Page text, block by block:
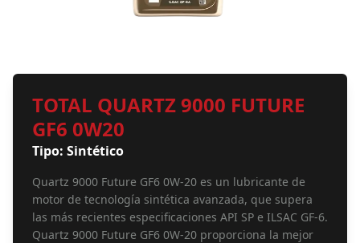
TOTAL QUARTZ 9000 FUTURE
GF6 0W20
Tipo: Sintético
Quartz 9000 Future GF6 0W-20 es un lubricante de
motor de tecnología sintética avanzada, que supera
las más recientes especificaciones API SP e ILSAC GF-6.
Quartz 9000 Future GF6 0W-20 proporciona la mejor